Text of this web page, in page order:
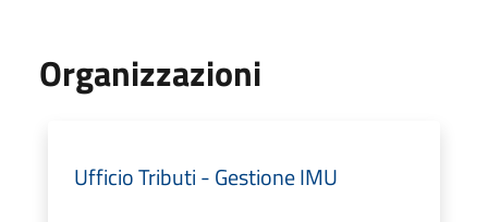
Organizzazioni
Ufficio Tributi - Gestione IMU